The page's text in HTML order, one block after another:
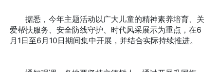
据悉，今年主题活动以广大儿童的精神素养培育、关
爱帮扶服务、安全防线守护、时代风采展示为重点，在6
月1日至6月10日期间集中开展，并结合实际持续推进。